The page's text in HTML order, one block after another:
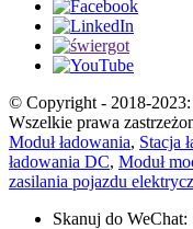
© Copyright - 2018-
Wszelkie prawa
Moduł ładowania, Stacja
ładowania DC, Moduł
zasilania pojazdu
Skanuj do WeChat: